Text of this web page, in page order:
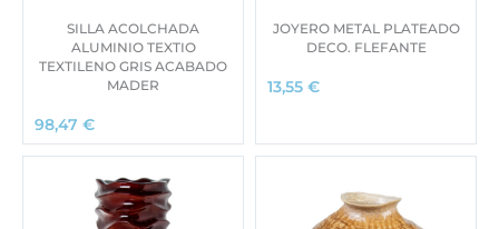
SILLA ACOLCHADA
ALUMINIO TEXTIO
TEXTILENO GRIS ACABADO
MADER
98,47 €
JOYERO METAL PLATEADO
DECO. FLEFANTE
13,55 €